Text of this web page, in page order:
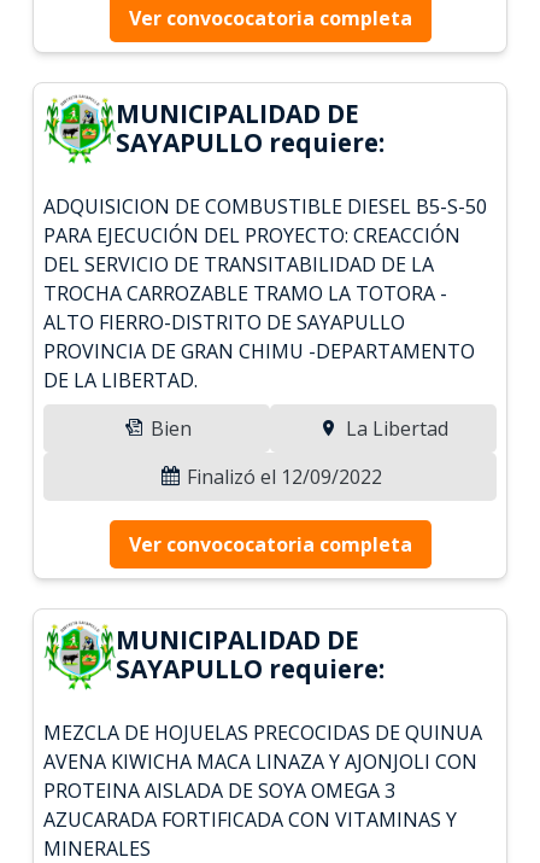
Ver convococatoria completa
MUNICIPALIDAD DE
SAYAPULLO requiere:
ADQUISICION DE COMBUSTIBLE DIESEL B5-S-50
PARA EJECUCIÓN DEL PROYECTO: CREACCIÓN
DEL SERVICIO DE TRANSITABILIDAD DE LA
TROCHA CARROZABLE TRAMO LA TOTORA -
ALTO FIERRO-DISTRITO DE SAYAPULLO
PROVINCIA DE GRAN CHIMU -DEPARTAMENTO
DE LA LIBERTAD.
Bien
La Libertad
Finalizó el 12/09/2022
Ver convococatoria completa
MUNICIPALIDAD DE
SAYAPULLO requiere:
MEZCLA DE HOJUELAS PRECOCIDAS DE QUINUA
AVENA KIWICHA MACA LINAZA Y AJONJOLI CON
PROTEINA AISLADA DE SOYA OMEGA 3
AZUCARADA FORTIFICADA CON VITAMINAS Y
MINERALES